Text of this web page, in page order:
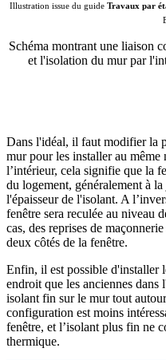
Illustration issue du guide Travaux par
Schéma montrant une liaison
et l'isolation du mur par
Dans l'idéal, il faut modifier la
mur pour les installer au
l’intérieur, cela signifie que la
du logement, généralement à
l'épaisseur de l'isolant. A
fenêtre sera reculée au niveau
cas, des reprises de
deux côtés de la fenêtre.
Enfin, il est possible d'installer
endroit que les anciennes dans
isolant fin sur le mur tout
configuration est moins
fenêtre, et l’isolant plus fin ne
thermique.